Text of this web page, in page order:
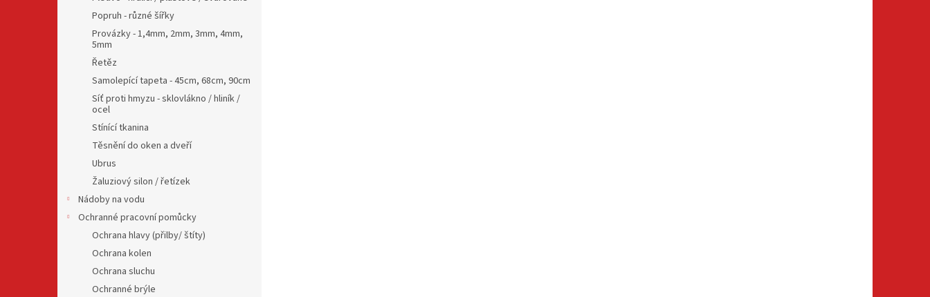
Popruh - různé šířky
Provázky - 1,4mm, 2mm, 3mm, 4mm,
5mm
Řetěz
Samolepící tapeta - 45cm, 68cm, 90cm
Síť proti hmyzu - sklovlákno / hliník /
ocel
Stínící tkanina
Těsnění do oken a dveří
Ubrus
Žaluziový silon / řetízek
Nádoby na vodu
Ochranné pracovní pomůcky
Ochrana hlavy (přilby/ štíty)
Ochrana kolen
Ochrana sluchu
Ochranné brýle